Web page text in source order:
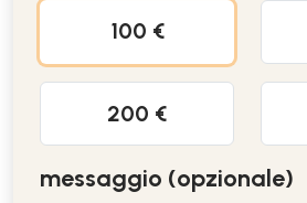
100 €
200 €
messaggio (opzionale)